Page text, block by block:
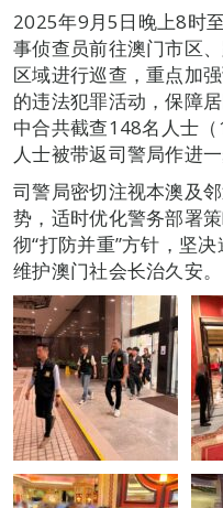
2025年9月5日晚上8时
事侦查员前往澳门市区
区域进行巡查，重点加
的违法犯罪活动，保障
中合共截查148名人士
人士被带返司警局作进一
司警局密切注视本澳及
势，适时优化警务部署
彻“打防并重”方针，坚
维护澳门社会长治久安。